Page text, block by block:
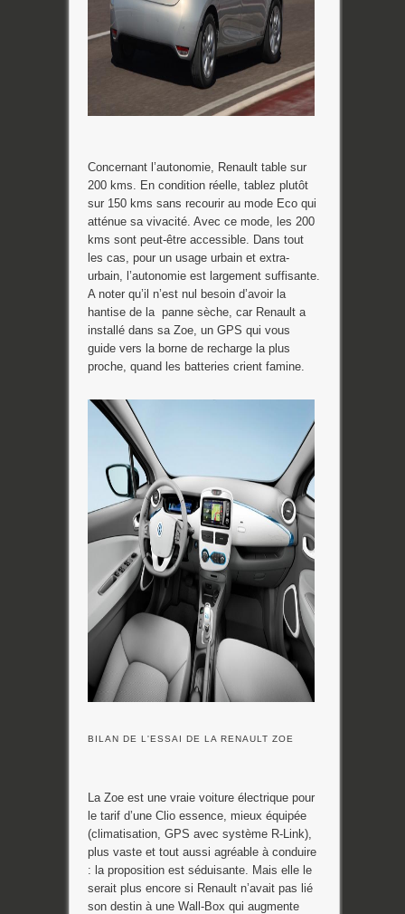
Concernant l’autonomie, Renault table sur
200 kms. En condition réelle, tablez plutôt
sur 150 kms sans recourir au mode Eco qui
atténue sa vivacité. Avec ce mode, les 200
kms sont peut-être accessible. Dans tout
les cas, pour un usage urbain et extra-
urbain, l’autonomie est largement suffisante.
A noter qu’il n’est nul besoin d’avoir la
hantise de la panne sèche, car Renault a
installé dans sa Zoe, un GPS qui vous
guide vers la borne de recharge la plus
proche, quand les batteries crient famine.
BILAN DE L'ESSAI DE LA RENAULT ZOE
La Zoe est une vraie voiture électrique pour
le tarif d’une Clio essence, mieux équipée
(climatisation, GPS avec système R-Link),
plus vaste et tout aussi agréable à conduire
: la proposition est séduisante. Mais elle le
serait plus encore si Renault n’avait pas lié
son destin à une Wall-Box qui augmente